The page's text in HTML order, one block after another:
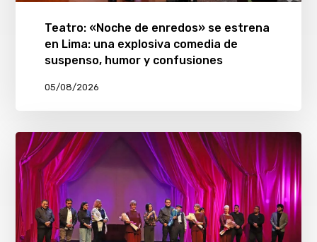
Teatro: «Noche de enredos» se estrena
en Lima: una explosiva comedia de
suspenso, humor y confusiones
05/08/2026